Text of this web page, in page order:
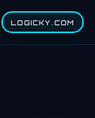
LOGICKY.COM